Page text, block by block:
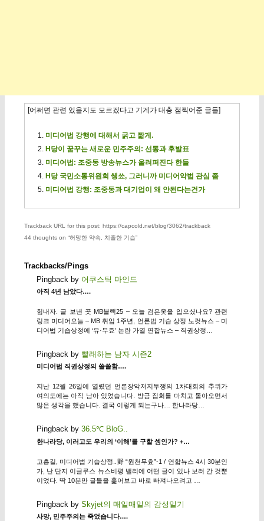
[어쩌면 관련 있을지도 모르겠다고 기계가 대충 점찍어준 글들]
미디어법 강행에 대해서 굵고 짧게.
H당이 꿈꾸는 새로운 민주주의: 선통과 후발표
미디어법: 조중동 방송뉴스가 울려퍼진다 한들
H당 국민소통위원회 쌩쑈, 그러니까 미디어악법 관심 좀
미디어법 강행: 조중동과 대기업이 왜 안된다는건가
Trackback URL for this post: https://capcold.net/blog/3062/trackback
44 thoughts on “허망한 약속, 치졸한 기습”
Trackbacks/Pings
Pingback by 어쿠스틱 마인드
아직 4년 남았다….
힘내자. 글 보낸 곳 MB블랙25 – 오늘 검은옷을 입으셨나요? 관련
링크 미디어오늘 – MB 취임 1주년, 언론법 기습 상정 노컷뉴스 – 미
디어법 기습상정에 ‘유·무효’ 논란 가열 연합뉴스 – 직권상정…
Pingback by 빨래하는 남자 시즌2
미디어법 직권상정의 쓸쓸함….
지난 12월 26일에 열렸던 언론장악저지투쟁의 1차대회의 추위가
여의도에는 아직 남아 있었습니다. 방금 집회를 마치고 돌아오면서
많은 생각을 했습니다. 결국 이렇게 되는구나… 한나라당…
Pingback by 36.5℃ BloG..
한나라당, 이러고도 우리의 ‘이해’를 구할 셈인가? +…
고흥길, 미디어법 기습상정..野 “원천무효”-1 / 연합뉴스 4시 30분인
가, 난 단지 이글루스 뉴스비평 밸리에 어떤 글이 있나 보러 간 것뿐
이었다. 딱 10분만 글들을 훑어보고 바로 빠져나오려고 …
Pingback by Skyjet의 매일매일의 감성일기
사망, 민주주의는 죽었습니다….